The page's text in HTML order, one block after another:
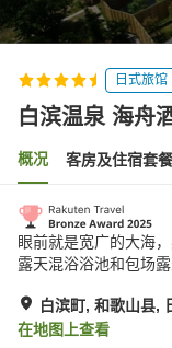
日式旅馆
白滨温泉 海舟
概况 客房及住宿套餐
眼前就是宽广的大海
露天混浴浴池和包场
白滨町, 和歌山县,
在地图上查看